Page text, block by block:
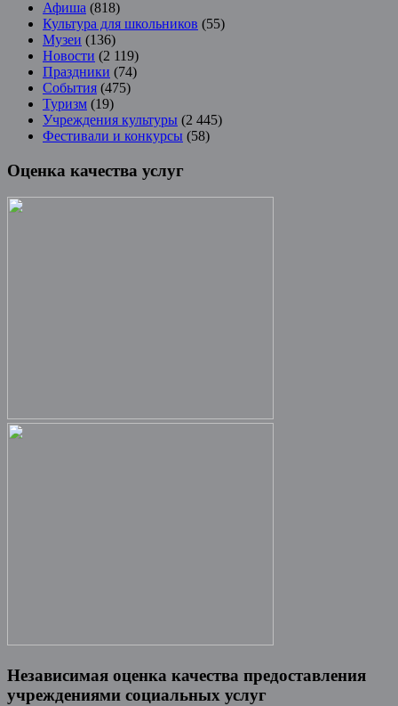
Афиша (818)
Культура для школьников (55)
Музеи (136)
Новости (2 119)
Праздники (74)
События (475)
Туризм (19)
Учреждения культуры (2 445)
Фестивали и конкурсы (58)
Оценка качества услуг
Независимая оценка качества предоставления
учреждениями социальных услуг